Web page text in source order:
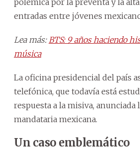
entradas entre jóvenes
Lea más: BTS: 9 años haciendo
música
La oficina presidencial del país
telefónica, que todavía está
respuesta a la misiva, anunciada
mandataria mexicana.
Un caso emblemático